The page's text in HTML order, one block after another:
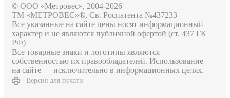
© ООО «Метровес», 2004-2026
ТМ «МЕТРОВЕС»®, Св. Роспатента №4​3​7​2​3​3
Все указанные на сайте цены носят информационный
характер и не являются публичной офертой (ст. 437 ГК
РФ)
Все товарные знаки и логотипы являются
собственностью их правообладателей. Использование
на сайте — исключительно в информационных целях.
Версия для печати